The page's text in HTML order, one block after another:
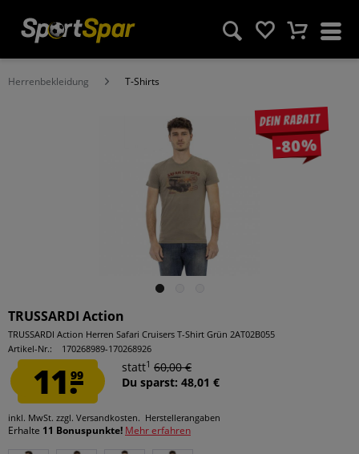
Herrenbekleidung T-Shirts
Dein Rabatt
-80%
TRUSSARDI Action
TRUSSARDI Action Herren Safari Cruisers T-Shirt Grün 2AT02B055
Artikel-Nr.:
170268989-170268926
11.99
statt1 60,00 €
Du sparst: 48,01 €
inkl. MwSt. zzgl. Versandkosten. Herstellerangaben
Erhalte 11 Bonuspunkte! Mehr erfahren